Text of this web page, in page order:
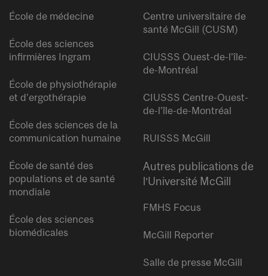
École de médecine
École des sciences
infirmières Ingram
École de physiothérapie
et d’ergothérapie
École des sciences de la
communication humaine
École de santé des
populations et de santé
mondiale
École des sciences
biomédicales
Centre universitaire de
santé McGill (CUSM)
CIUSSS Ouest-de-l’île-
de-Montréal
CIUSSS Centre-Ouest-
de-l’île-de-Montréal
RUISSS McGill
Autres publications de
l’Université McGill
FMHS Focus
McGill Reporter
Salle de presse McGill